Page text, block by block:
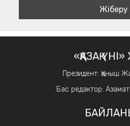
«ҚАЗАҚ
Президент: Қаныш
Бас редактор: